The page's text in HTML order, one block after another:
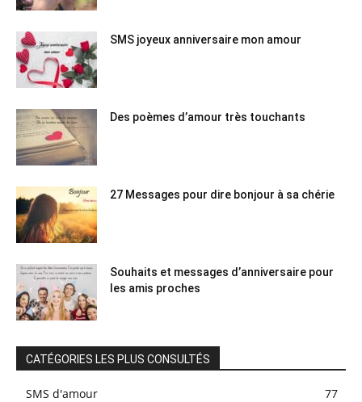
SMS joyeux anniversaire mon amour
Des poèmes d’amour très touchants
27 Messages pour dire bonjour à sa chérie
Souhaits et messages d’anniversaire pour
les amis proches
CATÉGORIES LES PLUS CONSULTÉS
SMS d'amour
77